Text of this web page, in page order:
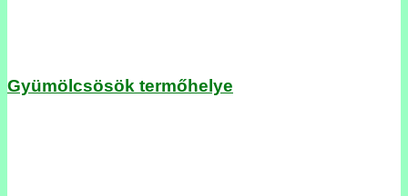
Gyümölcsösök termőhelye